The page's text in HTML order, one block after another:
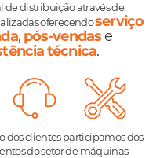
de distribuição através de
oferecendoserviço
, pós-vendase
técnica.
dos clientes participamos dos
do setor de máquinas